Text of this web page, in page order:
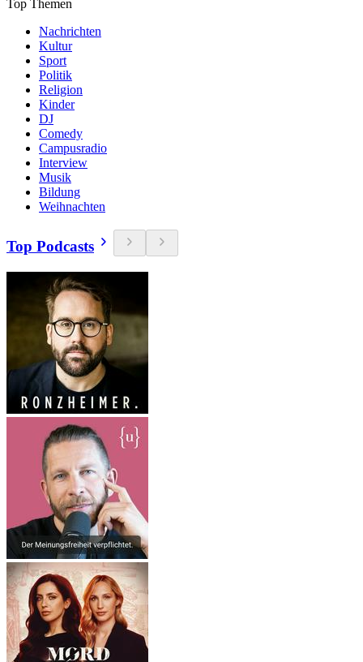
Top Themen
Nachrichten
Kultur
Sport
Politik
Religion
Kinder
DJ
Comedy
Campusradio
Interview
Musik
Bildung
Weihnachten
Top Podcasts